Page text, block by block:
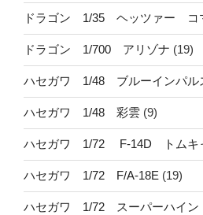
ドラゴン 1/35 ヘッツァー コ
ドラゴン 1/700 アリゾナ (19)
ハセガワ 1/48 ブルーインパル
ハセガワ 1/48 彩雲 (9)
ハセガワ 1/72 F-14D トムキ
ハセガワ 1/72 F/A-18E (19)
ハセガワ 1/72 スーパーハイン